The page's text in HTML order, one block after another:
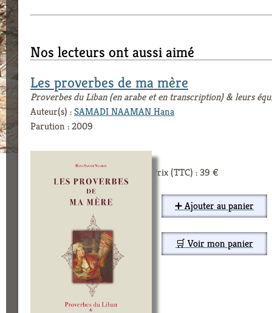
Nos lecteurs ont aussi aimé
Les proverbes de ma mère
Proverbes du Liban (en arabe et en transcription) & leurs
Auteur(s) :SAMADI NAAMAN Hana
Parution : 2009
Prix (TTC) : 39 €
➕ Ajouter au panier
🛒 Voir mon panier